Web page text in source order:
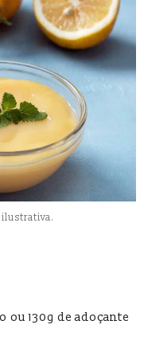
ilustrativa.
ou 130g de adoçante